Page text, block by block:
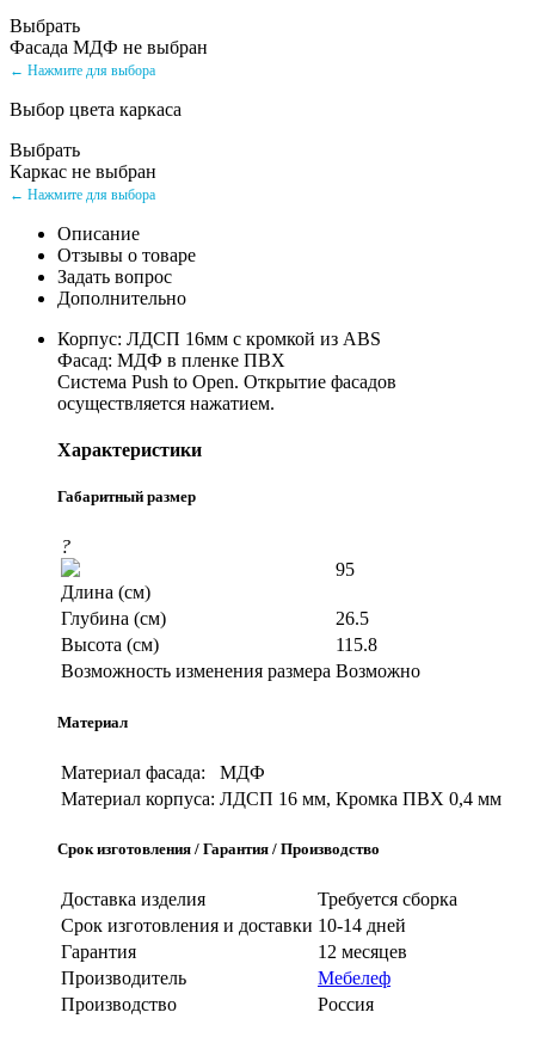
Выбрать
Фасада МДФ не выбран
← Нажмите для выбора
Выбор цвета каркаса
Выбрать
Каркас не выбран
← Нажмите для выбора
Описание
Отзывы о товаре
Задать вопрос
Дополнительно
Корпус: ЛДСП 16мм с кромкой из ABS
Фасад: МДФ в пленке ПВХ
Система Push to Open. Открытие фасадов
осуществляется нажатием.
Характеристики
Габаритный размер
?
Длина (см)
95
Глубина (см)
26.5
Высота (см)
115.8
Возможность изменения размера Возможно
Материал
Материал фасада:
МДФ
Материал корпуса: ЛДСП 16 мм, Кромка ПВХ 0,4 мм
Срок изготовления / Гарантия / Производство
Доставка изделия
Требуется сборка
Срок изготовления и доставки 10-14 дней
Гарантия
12 месяцев
Производитель
Мебелеф
Производство
Россия